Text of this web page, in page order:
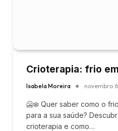
Crioterapia: frio
Isabela Moreira novembro
🥶❄️ Quer saber como o
para a sua saúde?
crioterapia e como…